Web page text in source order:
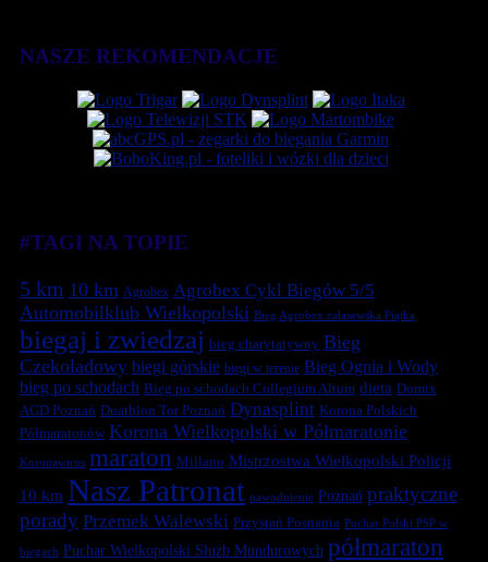
NASZE REKOMENDACJE
#TAGI NA TOPIE
5 km 10 km Agrobex Agrobex Cykl Biegów 5/5
Automobilklub Wielkopolski Bieg Agrobex zalasewska Piątka
biegaj i zwiedzaj bieg charytatywny Bieg
Czekoladowy biegi górskie biegi w terenie Bieg Ognia i Wody
bieg po schodach Bieg po schodach Collegium Altum dieta Domix
AGD Poznań Duathlon Tor Poznań Dynasplint Korona Polskich
Półmaratonów Korona Wielkopolski w Półmaratonie
Koronawirus maraton Millano Mistrzostwa Wielkopolski Policji
10 km Nasz Patronat nawodnienie Poznań praktyczne
porady Przemek Walewski Przystań Posnania Puchar Polski PSP w
biegach Puchar Wielkopolski Służb Mundurowych półmaraton